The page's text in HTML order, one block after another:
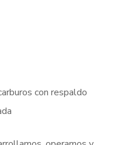
con respaldo